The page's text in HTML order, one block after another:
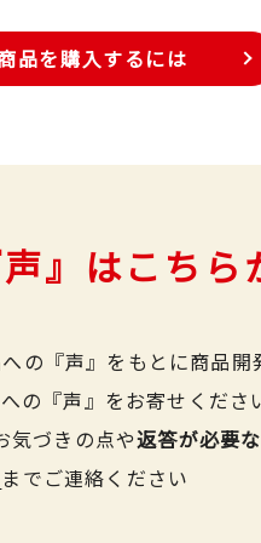
品を購入するには
』はこちら
の『声』をもとに商品開
の『声』をお寄せくださ
気づきの点や返答が必要
までご連絡ください